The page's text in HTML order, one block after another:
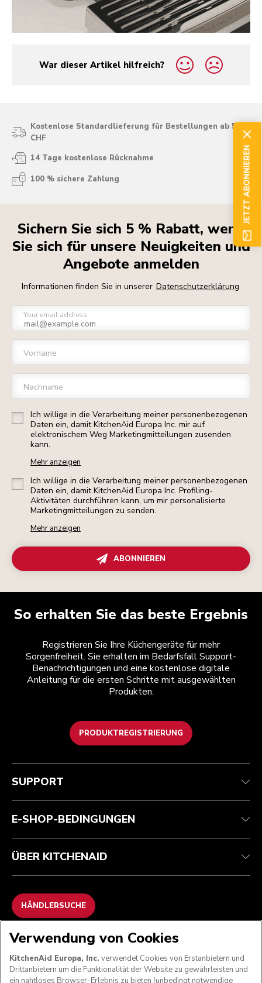
War dieser Artikel hilfreich?
yes
no
Kostenlose Standardlieferung für Bestellungen ab 50
CHF
14 Tage kostenlose Rücknahme
100 % sichere Zahlung
Sichern Sie sich 5 % Rabatt, wenn
Sie sich für unsere Neuigkeiten und
Angebote anmelden
Informationen finden Sie in unserer Datenschutzerklärung
Your email address
Vorname
Nachname
Ich willige in die Verarbeitung meiner personenbezogenen
Daten ein, damit KitchenAid Europa Inc. mir auf
elektronischem Weg Marketingmitteilungen zusenden
kann.
Mehr anzeigen
Ich willige in die Verarbeitung meiner personenbezogenen
Daten ein, damit KitchenAid Europa Inc. Profiling-
Aktivitäten durchführen kann, um mir personalisierte
Marketingmitteilungen zu senden.
Mehr anzeigen
ABONNIEREN
So erhalten Sie das beste Ergebnis
Registrieren Sie Ihre Küchengeräte für mehr
Sorgenfreiheit. Sie erhalten im Bedarfsfall Support-
Benachrichtigungen und eine kostenlose digitale
Anleitung für die ersten Schritte mit ausgewählten
Produkten.
PRODUKTREGISTRIERUNG
Kundenservice
Garantie und Dokumente
Kontaktieren Sie uns.
Teilnahmebedingungen
Rückgaben und Erstattungen
Impressum
ODR
Die Marke
Händlersuche
SUPPORT
E-SHOP-BEDINGUNGEN
ÜBER KITCHENAID
HÄNDLERSUCHE
WIR AKZEPTIEREN
JETZT ABONNIEREN
Verwendung von Cookies
KitchenAid Europa, Inc. verwendet Cookies von Erstanbietern und
Drittanbietern um die Funktionalität der Website zu gewährleisten und